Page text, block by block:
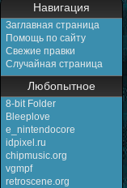
Навигация
Заглавная страница
Помощь по сайту
Свежие правки
Случайная страница
Любопытное
8-bit Folder
Bleeplove
e_nintendocore
idpixel.ru
chipmusic.org
vgmpf
retroscene.org